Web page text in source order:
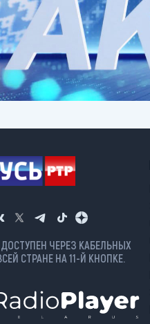
ЧЕРЕЗ КАБЕЛЬНЫХ
СТРАНЕ НА 11-Й КНОПКЕ.